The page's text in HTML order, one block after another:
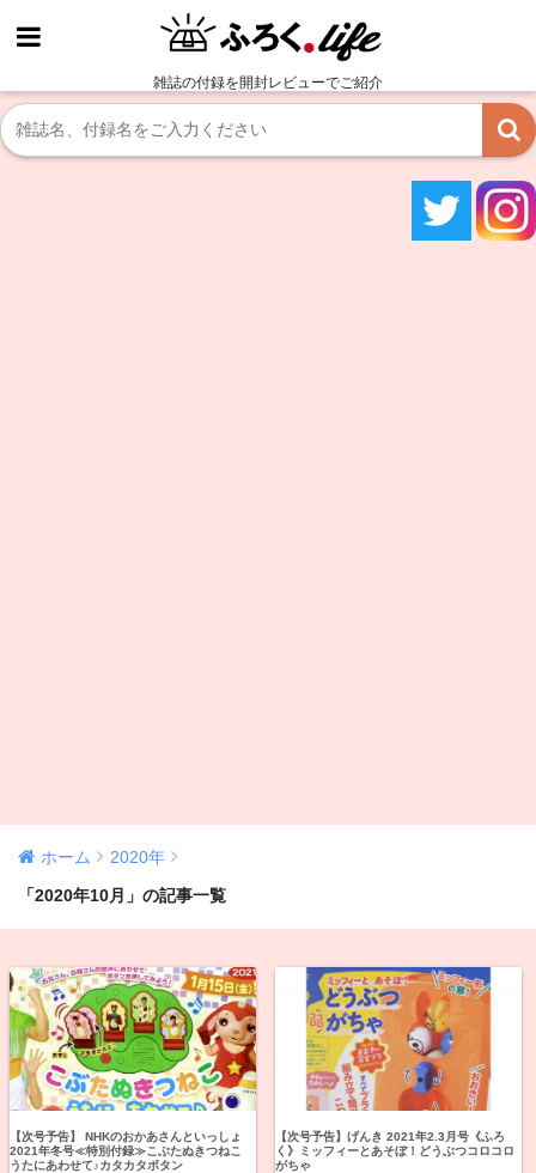
雑誌の付録を開封レビューでご紹介
ホーム
2020年
「2020年10月」の記事一覧
【次号予告】 NHKのおかあさんといっしょ
2021年冬号≪特別付録≫こぶたぬきつねこ
うたにあわせて♪カタカタボタン
【次号予告】げんき 2021年2.3月号《ふろ
く》ミッフィーとあそぼ！どうぶつコロコロ
がちゃ